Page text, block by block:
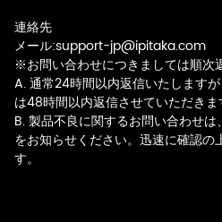
連絡先
メール:support-jp@ipitaka.com
※お問い合わせにつきましては順次
A. 通常24時間以内返信いたします
は48時間以内返信させていただきま
B. 製品不良に関するお問い合わせ
をお知らせください。迅速に確認の
す。